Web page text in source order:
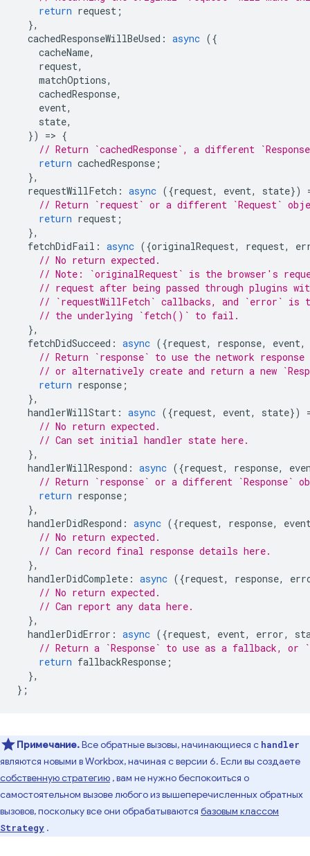
return request ;
},
cachedResponseWillBeUsed : async ({
cacheName,
request,
matchOptions,
cachedResponse,
event,
state,
})
=> {
// Return `cachedResponse`, a different
return cachedResponse ;
},
requestWillFetch : async ({request, event, state})
// Return `request` or a different `Request`
return request ;
},
fetchDidFail : async ({originalRequest, request,
// No return expected.
// Note: `originalRequest` is the browser's
// request after being passed through plugins
// `requestWillFetch` callbacks, and `error` is
// the underlying `fetch()` to fail.
},
fetchDidSucceed : async ({request, response, event,
// Return `response` to use the network
// or alternatively create and return a new
return response ;
},
handlerWillStart : async ({request, event, state})
// No return expected.
// Can set initial handler state here.
},
handlerWillRespond : async ({request, response,
// Return `response` or a different `Response`
return response ;
},
handlerDidRespond : async ({request, response,
// No return expected.
// Can record final response details here.
},
handlerDidComplete : async ({request, response,
// No return expected.
// Can report any data here.
},
handlerDidError : async ({request, event, error,
// Return a `Response` to use as a fallback, or
return fallbackResponse ;
},
};
Примечание.Все обратные вызовы, начинающиеся с handler
являются новыми в Workbox, начиная с версии 6. Если вы создаете
собственную стратегию , вам не нужно беспокоиться о
самостоятельном вызове любого из вышеперечисленных обратных
вызовов, поскольку все они обрабатываются базовым классом
Strategy .